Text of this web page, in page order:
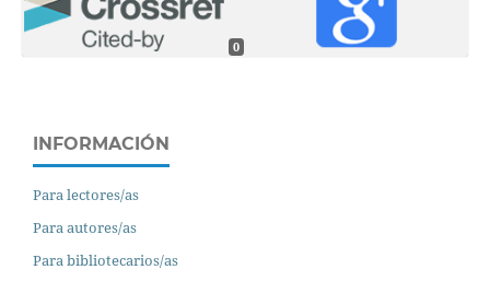
0
INFORMACIÓN
Para lectores/as
Para autores/as
Para bibliotecarios/as